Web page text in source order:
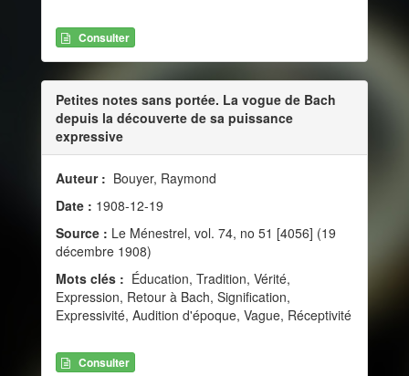
Consulter
Petites notes sans portée. La vogue de Bach
depuis la découverte de sa puissance
expressive
Auteur : Bouyer, Raymond
Date : 1908-12-19
Source : Le Ménestrel, vol. 74, no 51 [4056] (19
décembre 1908)
Mots clés : Éducation, Tradition, Vérité,
Expression, Retour à Bach, Signification,
Expressivité, Audition d'époque, Vague, Réceptivité
Consulter